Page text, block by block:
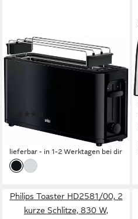
BRAUN
Toaster PurEase HT 3110 BK
- 1 Langschlitz, 7 Stufen,
Auftau- Aufwärmfunktion, 1
Automatische Abschaltung,
ab 52,25 €
lieferbar - in 1-2 Werktagen bei dir
Philips Toaster HD2581/00, 2
kurze Schlitze, 830 W,